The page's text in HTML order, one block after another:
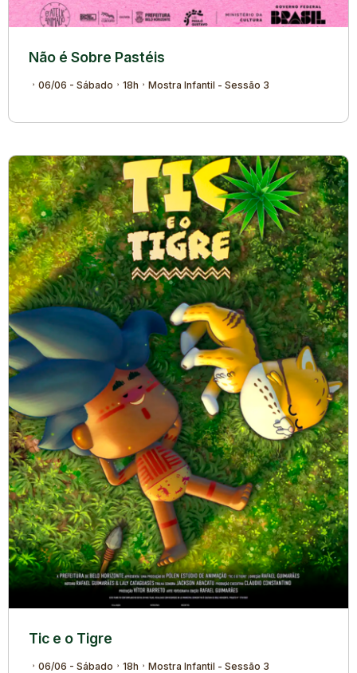
Não é Sobre Pastéis
06/06 - Sábado 18h Mostra Infantil - Sessão 3
Tic e o Tigre
06/06 - Sábado 18h Mostra Infantil - Sessão 3